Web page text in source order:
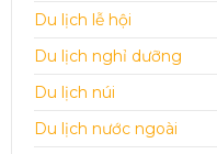
Du lịch lễ hội
Du lịch nghỉ dưỡng
Du lịch núi
Du lịch nước ngoài